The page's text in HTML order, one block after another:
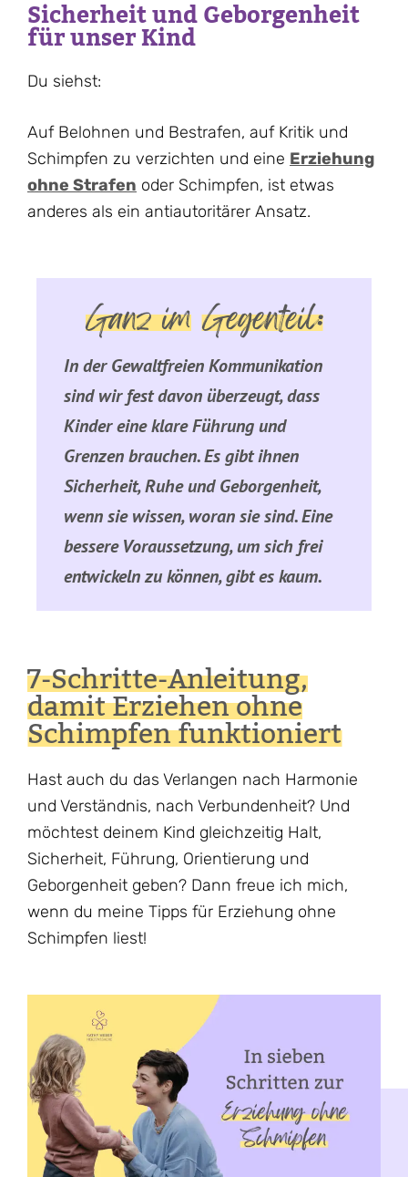
Sicherheit und Geborgenheit
für unser Kind
Du siehst:
Auf Belohnen und Bestrafen, auf Kritik und
Schimpfen zu verzichten und eine Erziehung
ohne Strafen oder Schimpfen, ist etwas
anderes als ein antiautoritärer Ansatz.
Ganz im Gegenteil:
In der Gewaltfreien Kommunikation
sind wir fest davon überzeugt, dass
Kinder eine klare Führung und
Grenzen brauchen. Es gibt ihnen
Sicherheit, Ruhe und Geborgenheit,
wenn sie wissen, woran sie sind. Eine
bessere Voraussetzung, um sich frei
entwickeln zu können, gibt es kaum.
7-Schritte-Anleitung,
damit Erziehen ohne
Schimpfen funktioniert
Hast auch du das Verlangen nach Harmonie
und Verständnis, nach Verbundenheit? Und
möchtest deinem Kind gleichzeitig Halt,
Sicherheit, Führung, Orientierung und
Geborgenheit geben? Dann freue ich mich,
wenn du meine Tipps für Erziehung ohne
Schimpfen liest!